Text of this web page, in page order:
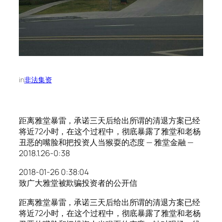
in非法集资
距离雅堂暴雷，承诺三天后给出所谓的清退方案已经
将近72小时，在这个过程中，彻底暴露了雅堂和老杨
丑恶的嘴脸和把投资人当猴耍的态度 — 雅堂金融 —
2018.1.26-0:38
2018-01-26 0:38:04
致广大雅堂被欺骗投资者的公开信
距离雅堂暴雷，承诺三天后给出所谓的清退方案已经
将近72小时，在这个过程中，彻底暴露了雅堂和老杨